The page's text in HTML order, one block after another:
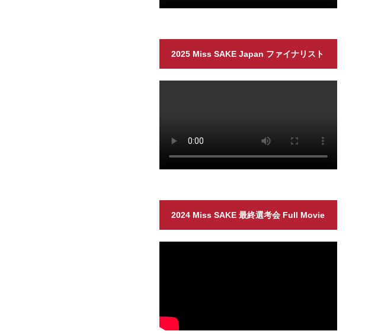
2025 Miss SAKE Japan ファイナリスト
2024 Miss SAKE 最終選考会 Full Movie